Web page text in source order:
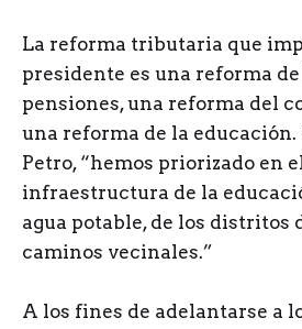
La reforma tributaria que
presidente es una reforma de
pensiones, una reforma del
una reforma de la educación.
Petro, “hemos priorizado en
infraestructura de la
agua potable, de los distritos
caminos vecinales.”
A los fines de adelantarse a